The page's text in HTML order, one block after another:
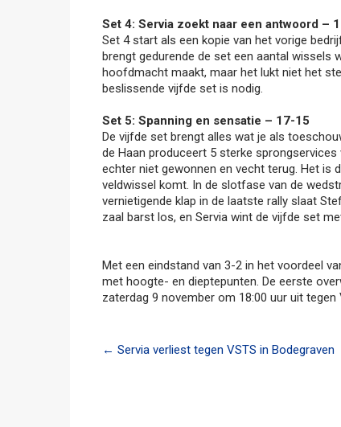
Set 4: Servia zoekt naar een antwoord –
Set 4 start als een kopie van het vorige
brengt gedurende de set een aantal wissels
hoofdmacht maakt, maar het lukt niet het
beslissende vijfde set is nodig.
Set 5: Spanning en sensatie – 17-15
De vijfde set brengt alles wat je als
de Haan produceert 5 sterke
echter niet gewonnen en vecht terug. Het is
veldwissel komt. In de slotfase van de
vernietigende klap in de laatste rally slaat
zaal barst los, en Servia wint de vijfde set
Met een eindstand van 3-2 in het voordeel
met hoogte- en dieptepunten. De eerste
zaterdag 9 november om 18:00 uur uit
Post
← Servia verliest tegen VSTS in Bodegraven